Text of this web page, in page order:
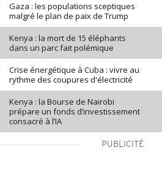
Gaza : les populations sceptiques
malgré le plan de paix de Trump
Kenya : la mort de 15 éléphants
dans un parc fait polémique
Crise énergétique à Cuba : vivre au
rythme des coupures d'électricité
Kenya : la Bourse de Nairobi
prépare un fonds d’investissement
consacré à l’IA
PUBLICITÉ